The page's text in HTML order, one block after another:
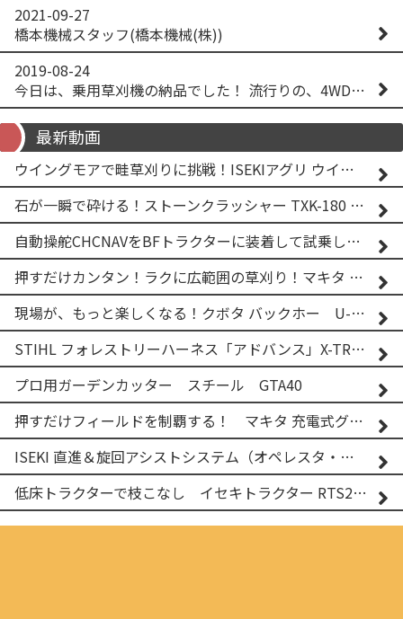
2021-09-27
橋本機械スタッフ(橋本機械(株))
2019-08-24
今日は、乗用草刈機の納品でした！ 流行りの、4WD！ #イセキアグリ #オーレック #四駆 #増税間近
最新動画
ウイングモアで畦草刈りに挑戦！ISEKIアグリ ウイングモア WM746AF
石が一瞬で砕ける！ストーンクラッシャー TXK-180 実演
自動操舵CHCNAVをBFトラクターに装着して試乗してみた！！ CHCNAV NX610
押すだけカンタン！ラクに広範囲の草刈り！マキタ バッテリー式草刈り機 MUG001G 2
現場が、もっと楽しくなる！クボタ バックホー U-25-3A
STIHL フォレストリーハーネス「アドバンス」X-TREEm
プロ用ガーデンカッター スチール GTA40
押すだけフィールドを制覇する！ マキタ 充電式グランドトリマー MUG001G
ISEKI 直進＆旋回アシストシステム（オペレスタ・ターン）搭載 イセキ 乗用田植機 PRJ8D-ZJL
低床トラクターで枝こなし イセキトラクター RTS205NS & フレールモア FNC1202F